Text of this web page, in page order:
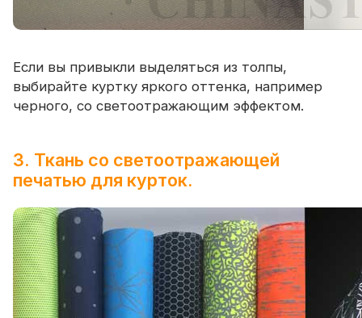
Если вы привыкли выделяться из толпы,
выбирайте куртку яркого оттенка, например
черного, со светоотражающим эффектом.
3. Ткань со светоотражающей
печатью для курток.